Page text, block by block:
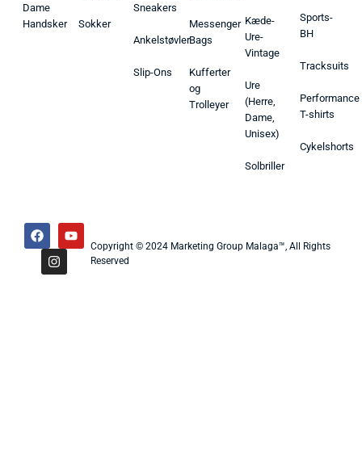
Dame
Handsker
Sokker
Sneakers
Ankelstøvler
Slip-Ons
Messenger
Bags
Kufferter
og
Trolleyer
Kæde-
Ure-
Vintage
Ure
(Herre,
Dame,
Unisex)
Solbriller
Sports-
BH
Tracksuits
Performance
T-shirts
Cykelshorts
Copyright © 2024 Marketing Group Malaga™, All Rights
Reserved